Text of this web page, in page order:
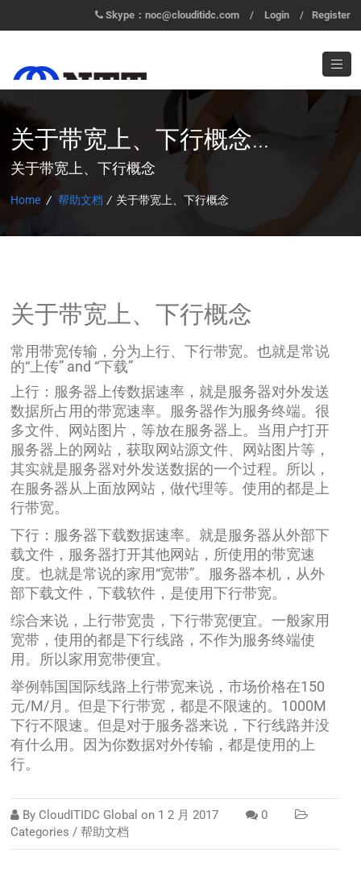
Skype：noc@clouditidc.com / Login / Register
关于带宽上、下行概念...
关于带宽上、下行概念
Home / 帮助文档 / 关于带宽上、下行概念
关于带宽上、下行概念
常用带宽传输，分为上行、下行带宽。也就是常说
的“上传” and “下载”
上行：服务器上传数据速率，就是服务器对外发送
数据所占用的带宽速率。服务器作为服务终端。很
多文件、网站图片，等放在服务器上。当用户打开
服务器上的网站，获取网站源文件、网站图片等，
其实就是服务器对外发送数据的一个过程。所以，
在服务器从上面放网站，做代理等。使用的都是上
行带宽。
下行：服务器下载数据速率。就是服务器从外部下
载文件，服务器打开其他网站，所使用的带宽速
度。也就是常说的家用“宽带”。服务器本机，从外
部下载文件，下载软件，是使用下行带宽。
综合来说，上行带宽贵，下行带宽便宜。一般家用
宽带，使用的都是下行线路，不作为服务终端使
用。所以家用宽带便宜。
举例韩国国际线路上行带宽来说，市场价格在150
元/M/月。但是下行带宽，都是不限速的。1000M
下行不限速。但是对于服务器来说，下行线路并没
有什么用。因为你数据对外传输，都是使用的上
行。
By CloudITIDC Global on 1 2 月 2017
0
Categories /帮助文档